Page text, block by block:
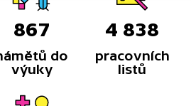
867
do
výuky
4 838
pracovních
listů